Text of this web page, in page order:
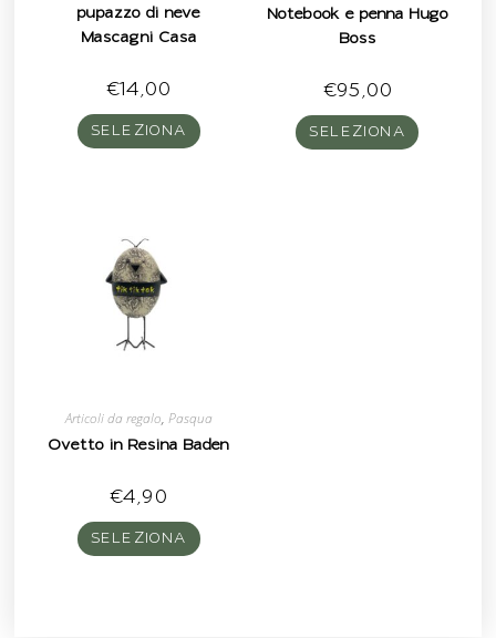
pupazzo di neve
Mascagni Casa
€14,00
SELEZIONA
Notebook e penna Hugo
Boss
€95,00
SELEZIONA
Articoli da regalo, Pasqua
Ovetto in Resina Baden
€4,90
SELEZIONA